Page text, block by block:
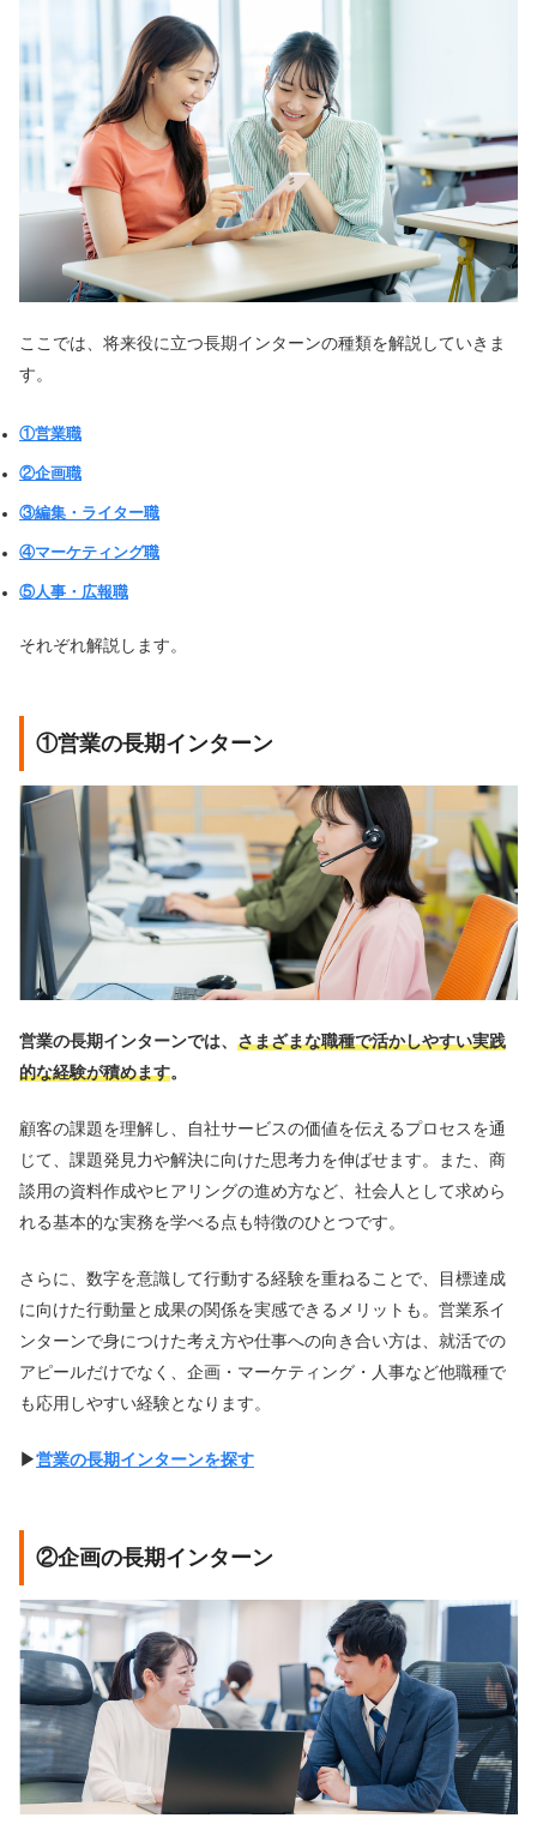
ここでは、将来役に立つ長期インターンの種類を解説していきま
す。
①営業職
②企画職
③編集・ライター職
④マーケティング職
⑤人事・広報職
それぞれ解説します。
①営業の長期インターン
営業の長期インターンでは、 さまざまな職種で活かしやすい実践
的な経験が積めます。
顧客の課題を理解し、自社サービスの価値を伝えるプロセスを通
じて、課題発見力や解決に向けた思考力を伸ばせます。また、商
談用の資料作成やヒアリングの進め方など、社会人として求めら
れる基本的な実務を学べる点も特徴のひとつです。
さらに、数字を意識して行動する経験を重ねることで、目標達成
に向けた行動量と成果の関係を実感できるメリットも。営業系イ
ンターンで身につけた考え方や仕事への向き合い方は、就活での
アピールだけでなく、企画・マーケティング・人事など他職種で
も応用しやすい経験となります。
▶︎営業の長期インターンを探す
②企画の長期インターン